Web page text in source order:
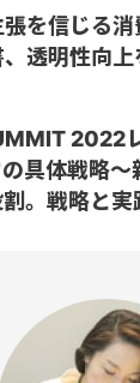
を信じる
透明性向上
2022
具体戦略
。戦略と実